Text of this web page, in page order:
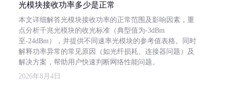
光模块接收功率多少是正常
本文详细解答光模块接收功率的正常范围及影响因素，重
点分析千兆光模块的收光标准（典型值为-3dBm
至-24dBm），并提供不同速率光模块的参考值表格。同时
解释功率异常的常见原因（如光纤损耗、连接器问题）及
解决方案，帮助用户快速判断网络性能问题。
2026年8月4日